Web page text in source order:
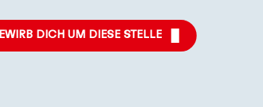
DICH UM DIESE STELLE